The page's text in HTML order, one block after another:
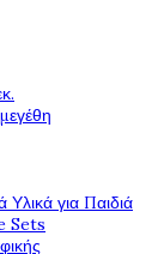
για Παιδιά
Sets